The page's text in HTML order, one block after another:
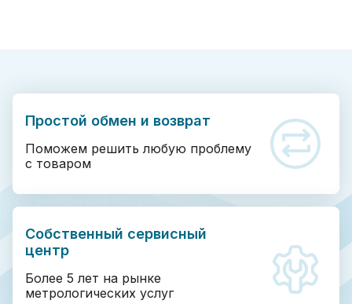
Простой обмен и возврат
Поможем решить любую проблему
с товаром
Собственный сервисный
центр
Более 5 лет на рынке
метрологических услуг